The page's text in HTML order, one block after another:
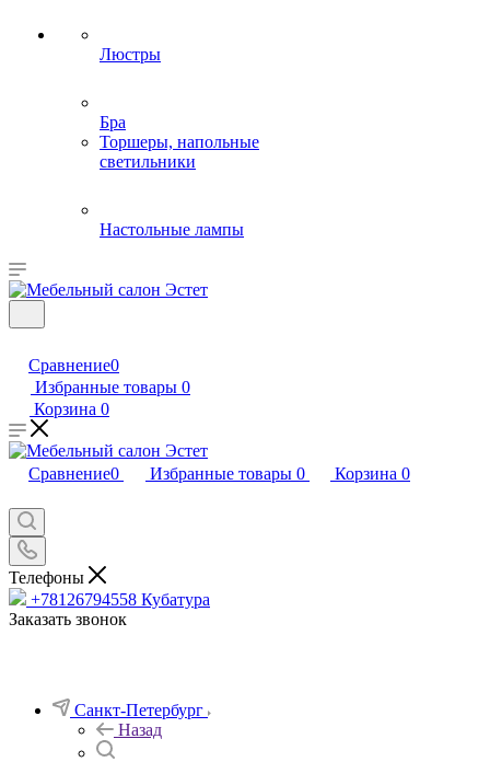
Люстры
Бра
Торшеры, напольные
светильники
Настольные лампы
Сравнение0
Избранные товары 0
Корзина 0
Сравнение0 Избранные товары 0 Корзина 0
Телефоны
+78126794558 Кубатура
Заказать звонок
Санкт-Петербург
Назад